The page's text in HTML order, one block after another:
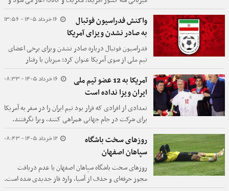
تیم ملی فوتبال ایران در گروه G با تیم های مصر، نیوزیلند
و بلژیک باید دیدار کند.
16 خرداد 1405 - 13:56
واکنش فدراسیون فوتبال
به صادر نشدن ویزای آمریکا
فدراسیون فوتبال درباره صادر نشدن ویزای برخی اعضای
تیم ملی از سوی آمریکا عنوان کرد: میزبان با رفتار
تبعیض‌آمیز و هدفمند علیه تیم ملی فوتبال ایران محیطی
تبعیض آمیز و نابرابر را رقم زد و این یعنی مداخله سیاست
در ورزش به بدترین وجه ممکن.
16 خرداد 1405 - 08:33
آمریکا به 12 عضو تیم ملی
ایران ویزا نداده است
تعدادی از افرادی که قرار بود تیم ایران را در سفر به آمریکا
برای شرکت در جام جهانی همراهی کنند، ویزا نگرفتند.
12 خرداد 1405 - 08:43
روزهای سخت باشگاه
سپاهان اصفهان
روزهای سخت باشگاه سپاهان اصفهان با عدم دریافت
مجوز حرفه‌ای و حذف از آسیا، وارد فاز جدیدی شده است.